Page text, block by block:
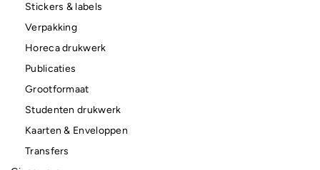
Stickers & labels
Verpakking
Horeca drukwerk
Publicaties
Grootformaat
Studenten drukwerk
Kaarten & Enveloppen
Transfers